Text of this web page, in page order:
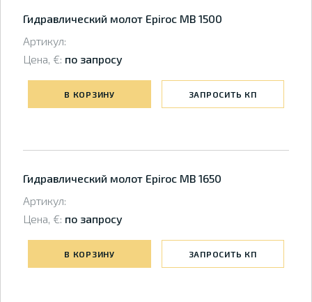
Гидравлический молот Epiroc MB 1500
Артикул:
Цена, €: по запросу
В КОРЗИНУ ЗАПРОСИТЬ КП
Гидравлический молот Epiroc MB 1650
Артикул:
Цена, €: по запросу
В КОРЗИНУ ЗАПРОСИТЬ КП